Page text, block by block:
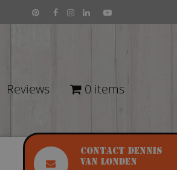
Contact Dennis
van Londen
Reviews 0 items